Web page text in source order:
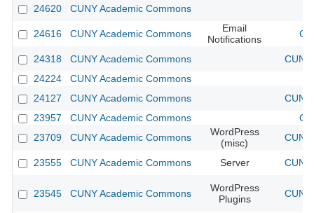
24620 CUNY Academic Commons
24616 CUNY Academic Commons
Email
Notifications
24318 CUNY Academic Commons
24224
CUNY Academic Commons
24127
CUNY Academic Commons
23957
CUNY Academic Commons
23709
CUNY Academic Commons
WordPress
(misc)
23555 CUNY Academic Commons Server
23545 CUNY Academic Commons
WordPress
Plugins